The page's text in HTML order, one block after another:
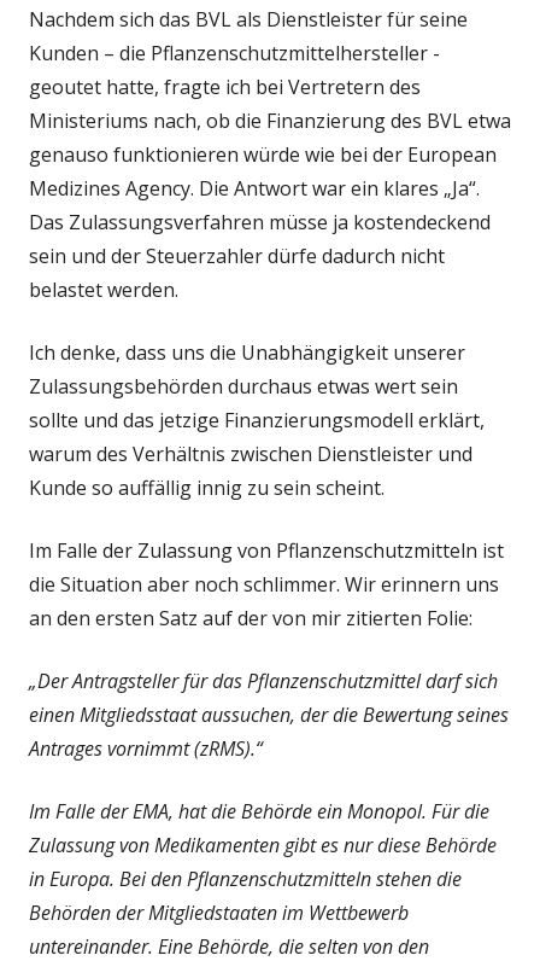
Nachdem sich das BVL als Dienstleister für seine
Kunden – die Pflanzenschutzmittelhersteller -
geoutet hatte, fragte ich bei Vertretern des
Ministeriums nach, ob die Finanzierung des BVL etwa
genauso funktionieren würde wie bei der European
Medizines Agency. Die Antwort war ein klares „Ja“.
Das Zulassungsverfahren müsse ja kostendeckend
sein und der Steuerzahler dürfe dadurch nicht
belastet werden.
Ich denke, dass uns die Unabhängigkeit unserer
Zulassungsbehörden durchaus etwas wert sein
sollte und das jetzige Finanzierungsmodell erklärt,
warum des Verhältnis zwischen Dienstleister und
Kunde so auffällig innig zu sein scheint.
Im Falle der Zulassung von Pflanzenschutzmitteln ist
die Situation aber noch schlimmer. Wir erinnern uns
an den ersten Satz auf der von mir zitierten Folie:
„Der Antragsteller für das Pflanzenschutzmittel darf sich
einen Mitgliedsstaat aussuchen, der die Bewertung seines
Antrages vornimmt (zRMS).“
Im Falle der EMA, hat die Behörde ein Monopol. Für die
Zulassung von Medikamenten gibt es nur diese Behörde
in Europa. Bei den Pflanzenschutzmitteln stehen die
Behörden der Mitgliedstaaten im Wettbewerb
untereinander. Eine Behörde, die selten von den